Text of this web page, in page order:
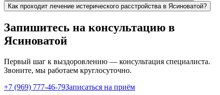
Как проходит лечение истерического расстройства в Ясиноватой?
Запишитесь на консультацию в
Ясиноватой
Первый шаг к выздоровлению — консультация специалиста.
Звоните, мы работаем круглосуточно.
+7 (969) 777-46-79Записаться на приём